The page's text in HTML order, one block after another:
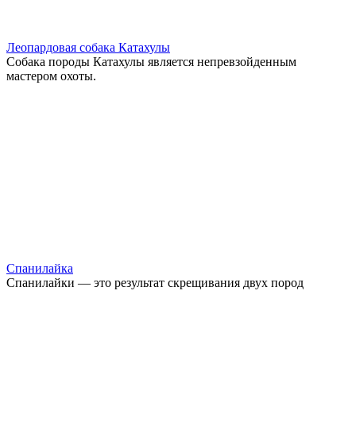
Леопардовая собака Катахулы
Собака породы Катахулы является непревзойденным
мастером охоты.
Спанилайка
Спанилайки — это результат скрещивания двух пород